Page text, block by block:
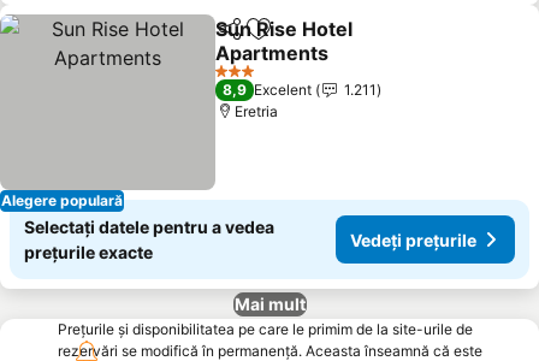
Alegere populară
DistribuițiAdăugaţi la favorite
Sun Rise Hotel
Apartments
Vedeți prețurile
3 Stele
8,9 Excelent
1.211
Eretria
Selectați datele pentru a vedea
prețurile exacte
Vedeți prețurile
Mai mult
Prețurile și disponibilitatea pe care le primim de la site-urile de
rezervări se modifică în permanență. Aceasta înseamnă că este